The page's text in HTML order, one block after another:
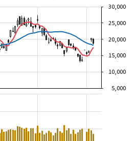
5,000
10,000
15,000
20,000
25,000
30,000